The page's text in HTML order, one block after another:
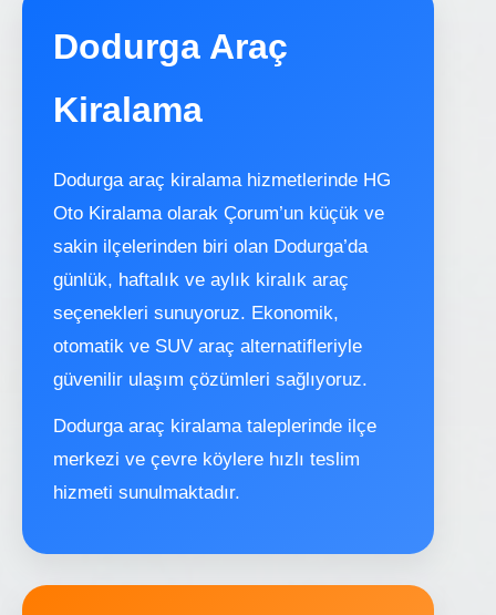
Dodurga Araç
Kiralama
Dodurga araç kiralama hizmetlerinde HG
Oto Kiralama olarak Çorum’un küçük ve
sakin ilçelerinden biri olan Dodurga’da
günlük, haftalık ve aylık kiralık araç
seçenekleri sunuyoruz. Ekonomik,
otomatik ve SUV araç alternatifleriyle
güvenilir ulaşım çözümleri sağlıyoruz.
Dodurga araç kiralama taleplerinde ilçe
merkezi ve çevre köylere hızlı teslim
hizmeti sunulmaktadır.